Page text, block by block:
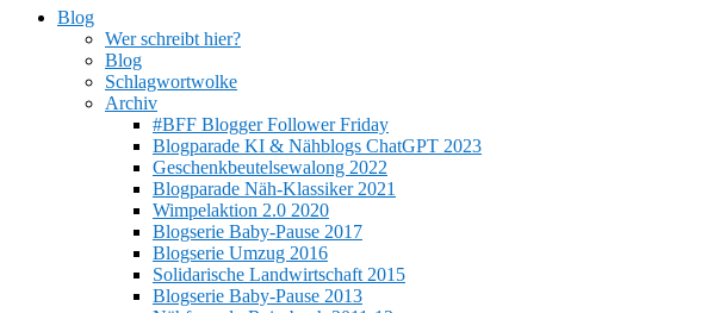
Blog
Wer schreibt hier?
Blog
Schlagwortwolke
Archiv
#BFF Blogger Follower Friday
Blogparade KI & Nähblogs ChatGPT 2023
Geschenkbeutelsewalong 2022
Blogparade Näh-Klassiker 2021
Wimpelaktion 2.0 2020
Blogserie Baby-Pause 2017
Blogserie Umzug 2016
Solidarische Landwirtschaft 2015
Blogserie Baby-Pause 2013